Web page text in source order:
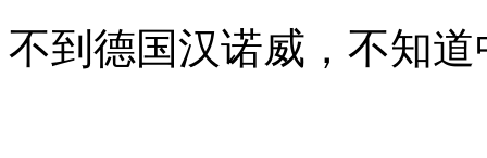
不到德国汉诺威，不知